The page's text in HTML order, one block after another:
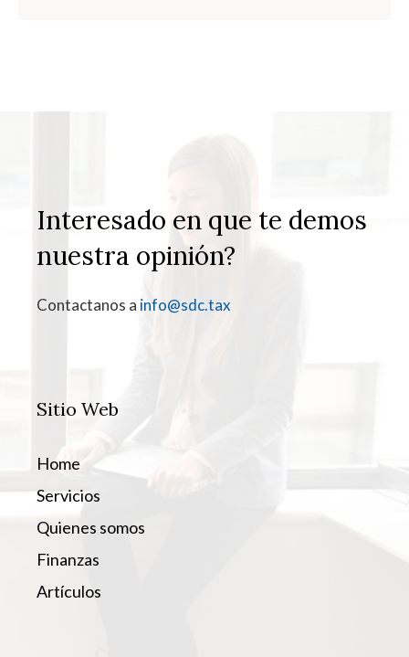
Interesado en que te demos
nuestra opinión?
Contactanos a info@sdc.tax
Sitio Web
Home
Servicios
Quienes somos
Finanzas
Artículos